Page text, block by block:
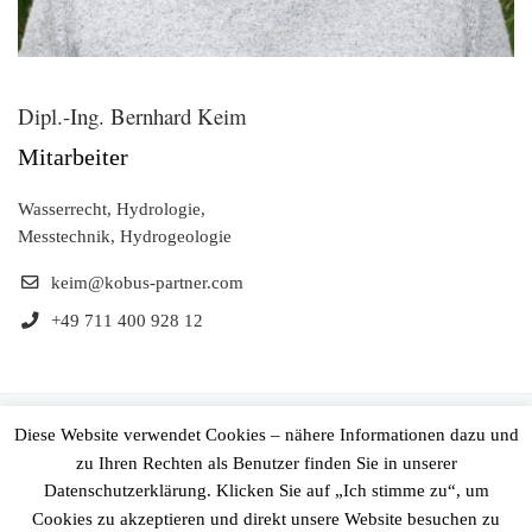
Dipl.-Ing. Bernhard Keim
Mitarbeiter
Wasserrecht, Hydrologie,
Messtechnik, Hydrogeologie
keim@kobus-partner.com
+49 711 400 928 12
© 2026Ingenieurgesellschaft Prof. Kobus und Partner GmbH –
Alle Rechte vorbehalten
Präsentiert vonWP– Entworfen mit demCustomizr-Theme
Diese Website verwendet Cookies – nähere Informationen dazu und
zu Ihren Rechten als Benutzer finden Sie in unserer
Datenschutzerklärung. Klicken Sie auf „Ich stimme zu“, um
Cookies zu akzeptieren und direkt unsere Website besuchen zu